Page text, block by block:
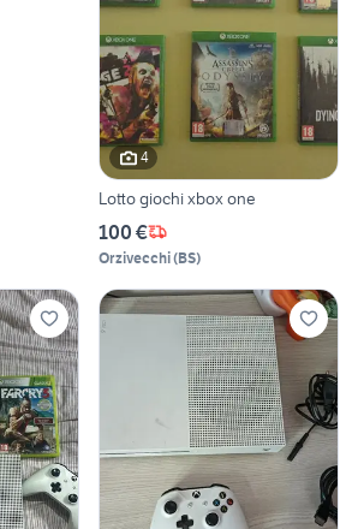
4
Lotto giochi xbox one
100 €
Orzivecchi(BS)